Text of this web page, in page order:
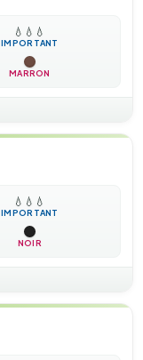
💧 💧 💧
IMPORTANT
MARRON
💧 💧 💧
IMPORTANT
NOIR